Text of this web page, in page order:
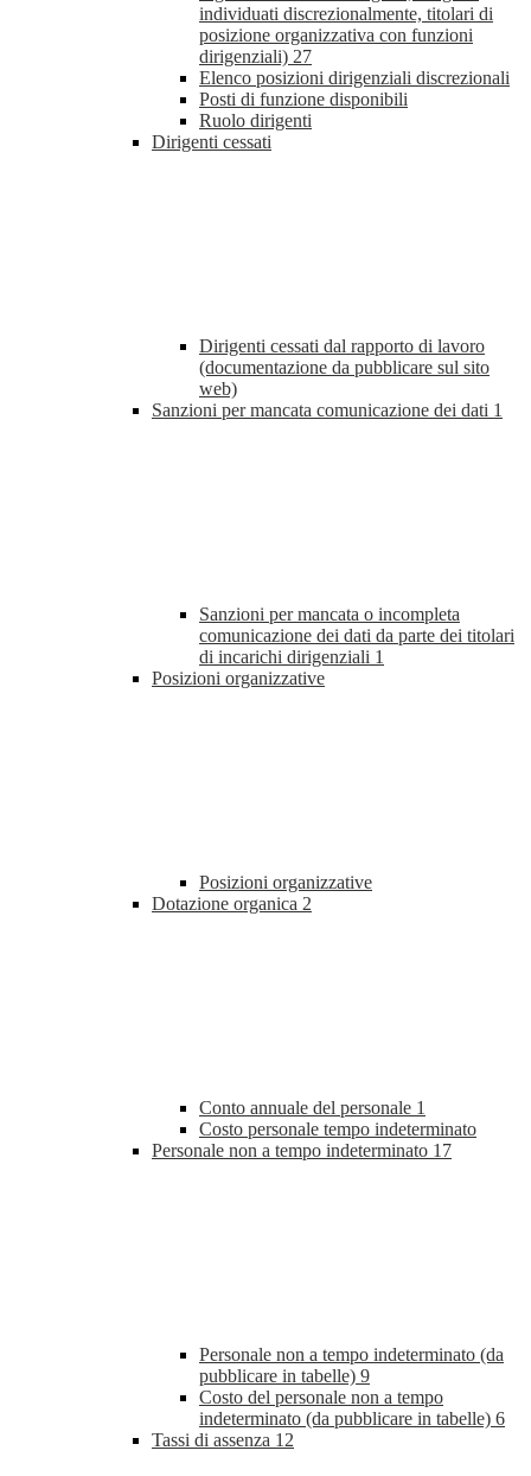
individuati discrezionalmente, titolari di
posizione organizzativa con funzioni
dirigenziali) 27
Elenco posizioni dirigenziali discrezionali
Posti di funzione disponibili
Ruolo dirigenti
Dirigenti cessati
Dirigenti cessati dal rapporto di lavoro
(documentazione da pubblicare sul sito
web)
Sanzioni per mancata comunicazione dei dati 1
Sanzioni per mancata o incompleta
comunicazione dei dati da parte dei titolari
di incarichi dirigenziali 1
Posizioni organizzative
Posizioni organizzative
Dotazione organica 2
Conto annuale del personale 1
Costo personale tempo indeterminato
Personale non a tempo indeterminato 17
Personale non a tempo indeterminato (da
pubblicare in tabelle) 9
Costo del personale non a tempo
indeterminato (da pubblicare in tabelle) 6
Tassi di assenza 12